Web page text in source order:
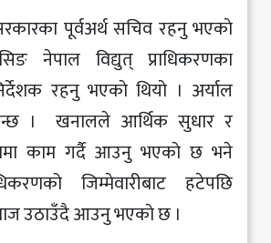
पूर्वअर्थ सचिव रहनु भएकाे
नेपाल विद्युत् प्राधिकरणका
रहनु भएकाे थियाे । अर्याल
। खनालले आर्थिक सुधार र
काम गर्दै आउनु भएकाे छ भने
जिम्मेवारीबाट हटेपछि
उठाउँदै आउनु भएकाे छ ।